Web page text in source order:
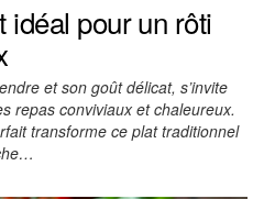
pour un rôti
et son goût délicat, s’invite
repas conviviaux et chaleureux.
transforme ce plat traditionnel